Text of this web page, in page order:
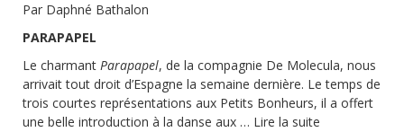
Par Daphné Bathalon
PARAPAPEL
Le charmant Parapapel, de la compagnie De Molecula, nous
arrivait tout droit d’Espagne la semaine dernière. Le temps de
trois courtes représentations aux Petits Bonheurs, il a offert
une belle introduction à la danse aux … Lire la suite